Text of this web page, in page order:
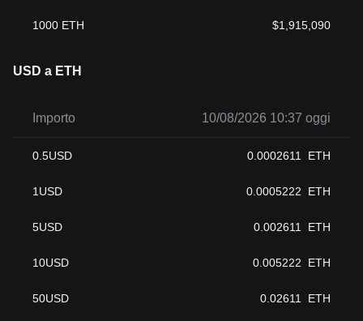
1000 ETH $1,915,090
USD a ETH
Importo 10/08/2026 10:37 oggi
0.5USD 0.0002611 ETH
1 USD 0.0005222 ETH
5USD 0.002611 ETH
10USD 0.005222 ETH
50USD 0.02611 ETH